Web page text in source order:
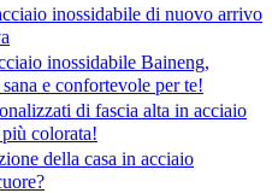
inossidabile di nuovo arrivo
inossidabile Baineng,
e confortevole per te!
di fascia alta in acciaio
colorata!
della casa in acciaio